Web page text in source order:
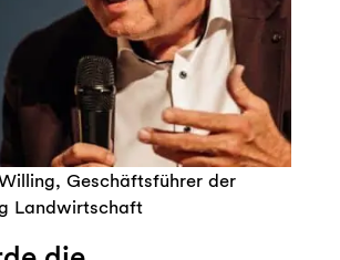
Geschäftsführer der
Landwirtschaft